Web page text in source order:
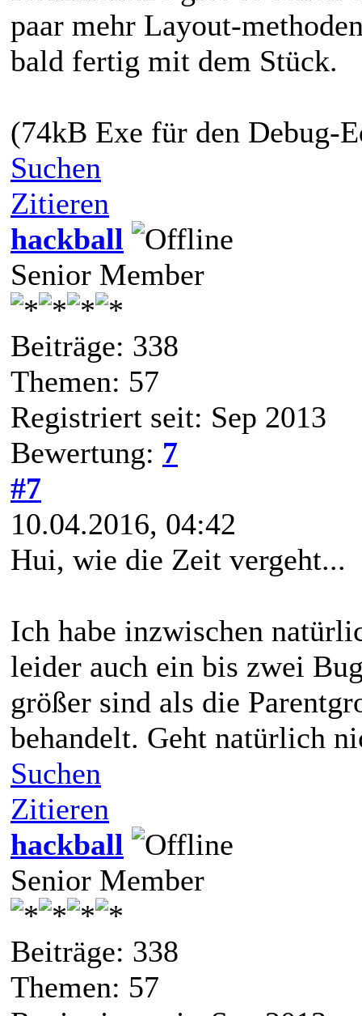
paar mehr Layout-
bald fertig mit dem Stück.
(74kB Exe für den Debug-
Suchen
Zitieren
hackball
Senior Member
Beiträge: 338
Themen: 57
Registriert seit: Sep 2013
Bewertung: 7
#7
10.04.2016, 04:42
Hui, wie die Zeit vergeht...
Ich habe inzwischen
leider auch ein bis zwei
größer sind als die
behandelt. Geht natürlich
Suchen
Zitieren
hackball
Senior Member
Beiträge: 338
Themen: 57